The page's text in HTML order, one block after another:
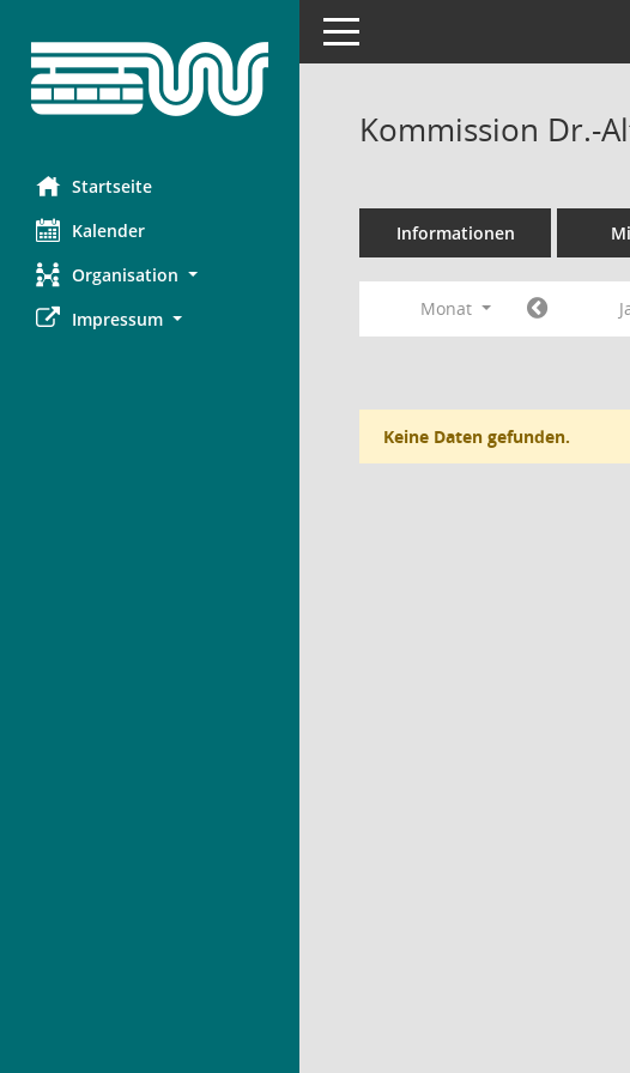
Startseite
Kalender
Organisation
Impressum
Toggle navigation
Kommission Dr.-
Informationen
Monat
Keine Daten gefunden.